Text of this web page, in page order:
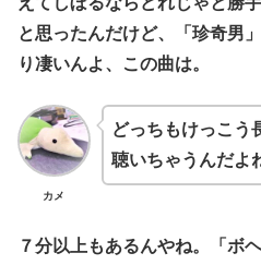
と思ったんだけど、「珍奇男
り凄いんよ、この曲は。
カメ
どっちもけっこう
聴いちゃうんだよ
７分以上もあるんやね。「ボ